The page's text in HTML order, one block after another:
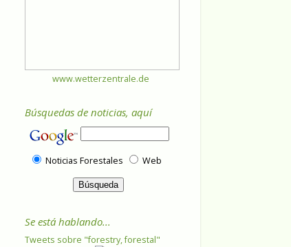
www.wetterzentrale.de
Búsquedas de noticias, aquí
Noticias Forestales Web
Se está hablando...
Tweets sobre "forestry, forestal"